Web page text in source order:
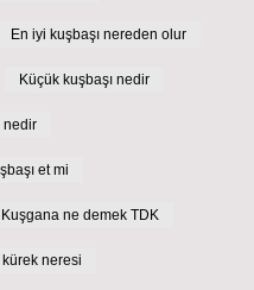
En iyi kuşbaşı nereden olur
Küçük kuşbaşı nedir
nedir
et mi
Kuşgana ne demek TDK
kürek neresi